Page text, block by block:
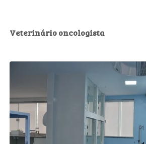
Veterinário oncologista